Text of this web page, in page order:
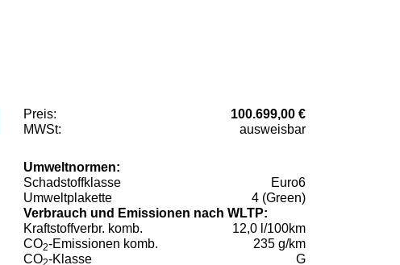
Preis:
100.699,00 €
MWSt:
ausweisbar
Umweltnormen:
Schadstoffklasse
Euro6
Umweltplakette
4 (Green)
Verbrauch und Emissionen nach WLTP:
Kraftstoffverbr. komb.
12,0 l/100km
CO2-Emissionen komb.
235 g/km
CO2-Klasse G